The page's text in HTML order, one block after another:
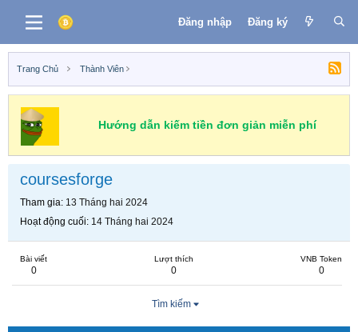
Đăng nhập Đăng ký
Trang Chủ Thành Viên
Hướng dẫn kiếm tiền đơn giản miễn phí
coursesforge
Tham gia 13 Tháng hai 2024
Hoạt động cuối 14 Tháng hai 2024
Bài viết
0
Lượt thích
0
VNB Token
0
Tìm kiếm